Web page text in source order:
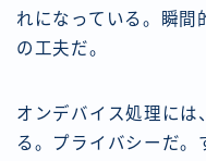
れになっている。瞬間
の工夫だ。
オンデバイス処理には
る。プライバシーだ。